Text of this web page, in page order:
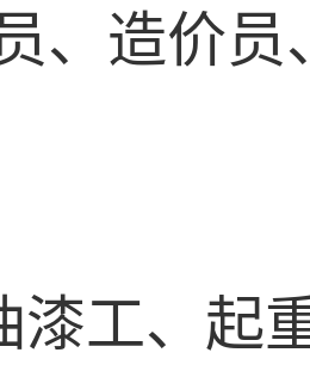
、造价员
工、起